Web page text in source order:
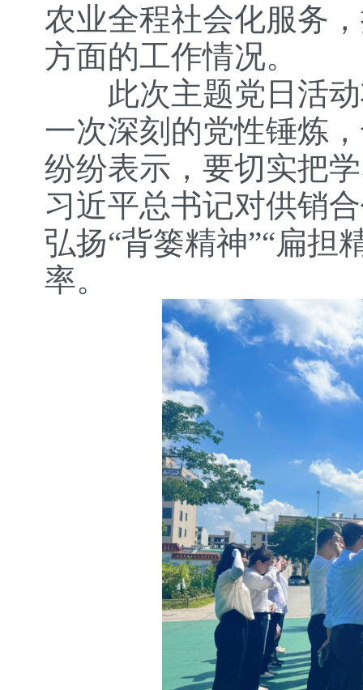
农业全程社会化服务
方面的工作情况。
此次主题党日活动
一次深刻的党性锤炼
纷纷表示，要切实把
习近平总书记对供销
弘扬“背篓精神”“扁担
率。